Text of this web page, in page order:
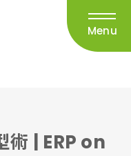
Menu
術 | ERP on